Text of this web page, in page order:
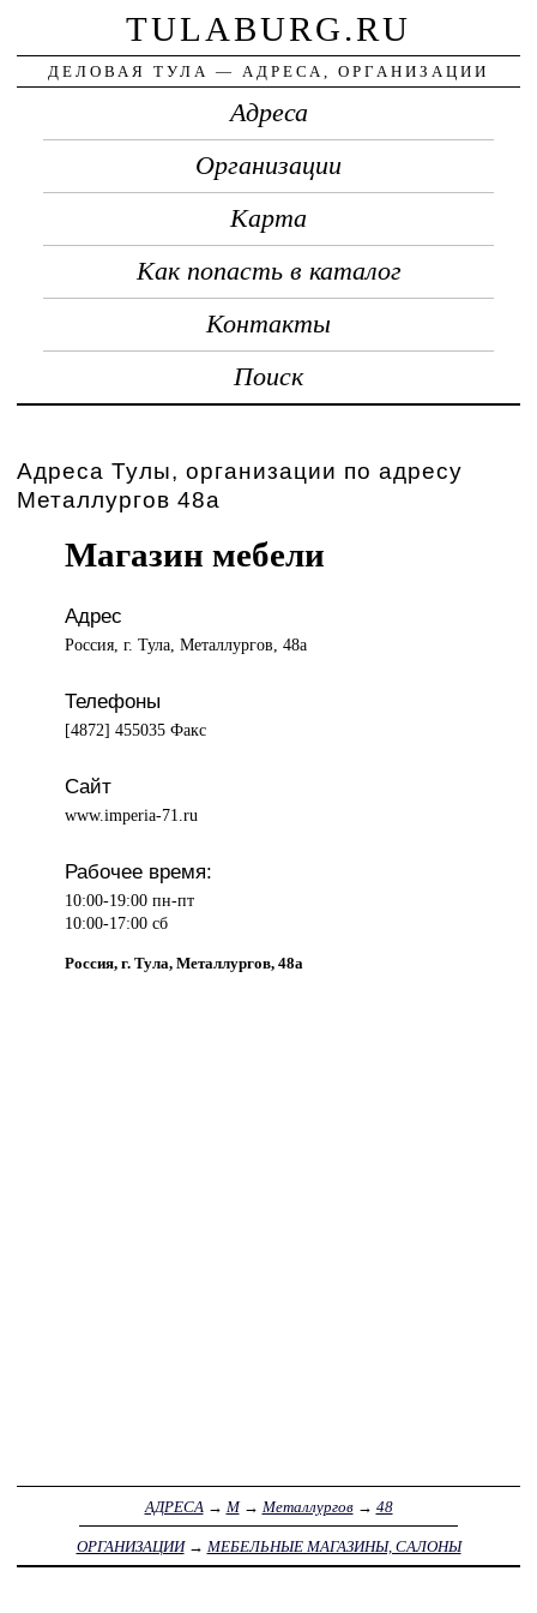
TULABURG.RU
ДЕЛОВАЯ ТУЛА — АДРЕСА, ОРГАНИЗАЦИИ
Адреса
Организации
Карта
Как попасть в каталог
Контакты
Поиск
Адреса Тулы, организации по адресу
Металлургов 48а
Магазин мебели
Адрес
Россия, г. Тула, Металлургов, 48а
Телефоны
[4872] 455035 Факс
Сайт
www.imperia-71.ru
Рабочее время:
10:00-19:00 пн-пт
10:00-17:00 сб
Россия, г. Тула, Металлургов, 48а
АДРЕСА → М→ Металлургов→ 48
ОРГАНИЗАЦИИ→ МЕБЕЛЬНЫЕ МАГАЗИНЫ, САЛОНЫ